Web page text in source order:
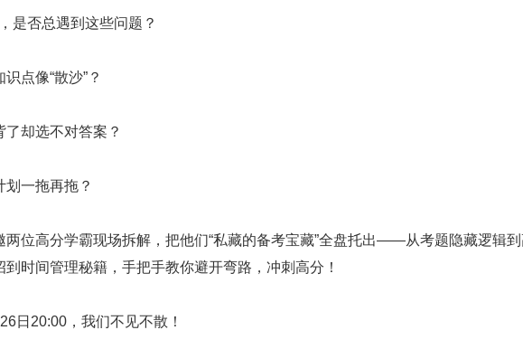
否总遇到这些问题？
点像“散沙”？
却选不对答案？
一拖再拖？
高分学霸现场拆解，把他们“私藏的备考宝藏”全盘托出——从考题隐藏逻辑到
时间管理秘籍，手把手教你避开弯路，冲刺高分！
20:00，我们不见不散！